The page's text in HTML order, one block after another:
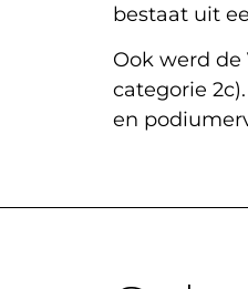
bestaat uit
Ook werd de
categorie
en